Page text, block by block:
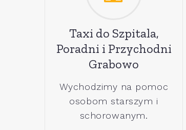
Taxi do Szpitala,
Poradni i Przychodni
Grabowo
Wychodzimy na pomoc
osobom starszym i
schorowanym.